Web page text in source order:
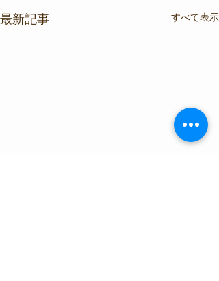
最新記事 すべて表示